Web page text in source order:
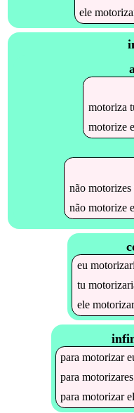
ele
motoriza
motorize
não motorizes
não motorize
eu
tu
ele
paramotorizar
paramotorizares
paramotorizar